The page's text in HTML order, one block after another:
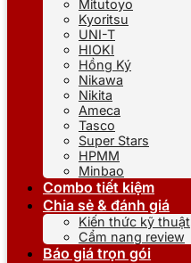
Mitutoyo
Kyoritsu
UNI-T
HIOKI
Hồng Ký
Nikawa
Nikita
Ameca
Tasco
Super Stars
HPMM
Minbao
Combo tiết kiệm
Chia sẻ & đánh giá
Kiến thức kỹ thuật
Cẩm nang review
Báo giá trọn gói